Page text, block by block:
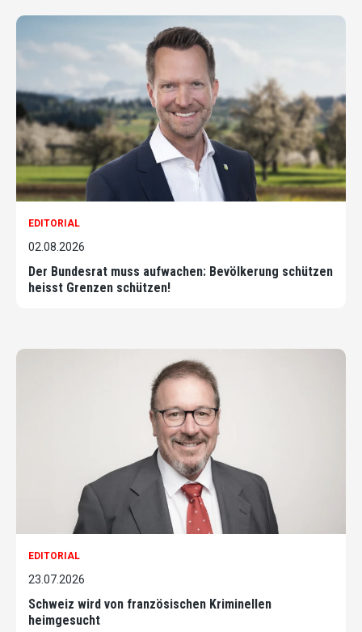
EDITORIAL
02.08.2026
Der Bundesrat muss aufwachen: Bevölkerung schützen
heisst Grenzen schützen!
EDITORIAL
23.07.2026
Schweiz wird von französischen Kriminellen
heimgesucht